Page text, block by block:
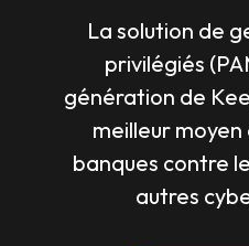
La solution de
privilégiés
génération de
meilleur
banques contre
autres